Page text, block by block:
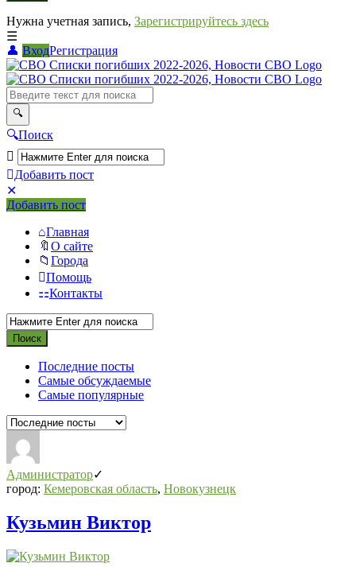
Нужна учетная запись, Зарегистрируйтесь здесь
ВходРегистрация
СВО
Списки
погибших
2022-
2026,
Новости
СВО
Поиск
Добавить пост
Мобильное
меню
Добавить пост
Главная
О сайте
Города
Помощь
Контакты
Последние посты
Самые обсуждаемые
Самые популярные
Администратор
город: Кемеровская область, Новокузнецк
Кузьмин Виктор